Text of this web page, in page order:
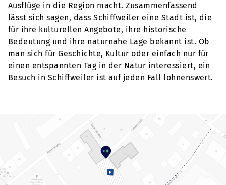
Ausflüge in die Region macht. Zusammenfassend
lässt sich sagen, dass Schiffweiler eine Stadt ist, die
für ihre kulturellen Angebote, ihre historische
Bedeutung und ihre naturnahe Lage bekannt ist. Ob
man sich für Geschichte, Kultur oder einfach nur für
einen entspannten Tag in der Natur interessiert, ein
Besuch in Schiffweiler ist auf jeden Fall lohnenswert.